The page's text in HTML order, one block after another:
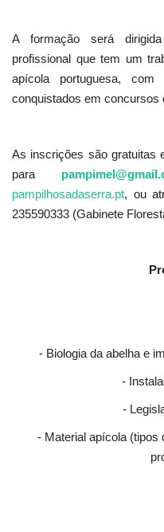
A formação será
profissional que tem um
apícola portuguesa, com
conquistados em concursos
As inscrições são gratuitas
para
pampilhosadaserra.pt, ou
235590333 (Gabinete
- Biologia da abelha e
-
-
- Material apícola (tipos